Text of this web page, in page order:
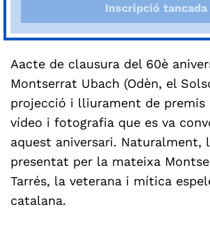
Inscripció tancada
Aacte de clausura del 60è
Montserrat Ubach (Odèn, el
projecció i lliurament de premis
vídeo i fotografia que es va
aquest aniversari. Naturalment,
presentat per la mateixa
Tarrés, la veterana i mítica
catalana.